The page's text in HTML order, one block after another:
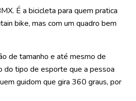
É a bicicleta para quem pratica
bike, mas com um quadro bem
de tamanho e até mesmo de
do tipo de esporte que a pessoa
guidom que gira 360 graus, por